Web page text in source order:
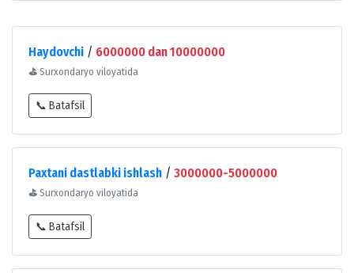
Haydovchi / 6000000 dan 10000000
⛳ Surxondaryo viloyatida
📞 Batafsil
Paxtani dastlabki ishlash / 3000000-5000000
⛳ Surxondaryo viloyatida
📞 Batafsil